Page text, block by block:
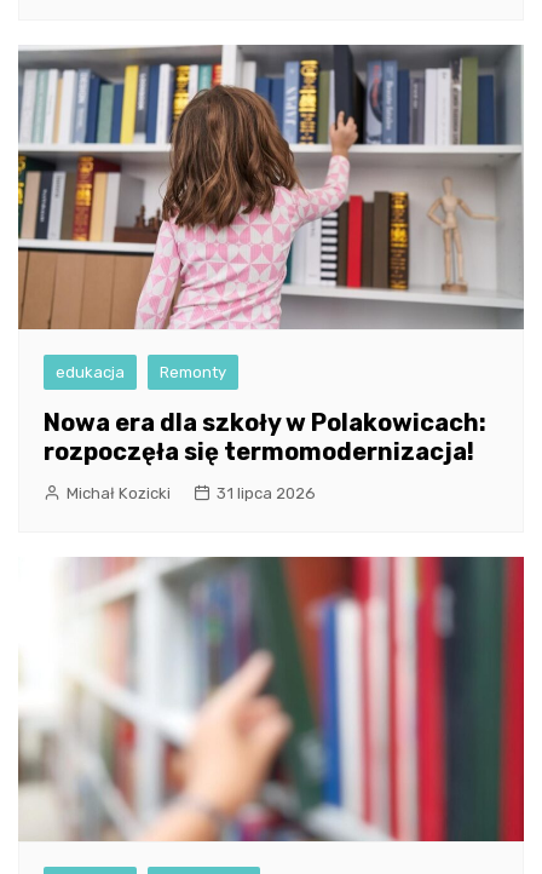
edukacja Remonty
Nowa era dla szkoły w Polakowicach:
rozpoczęła się termomodernizacja!
Michał Kozicki 31 lipca 2026